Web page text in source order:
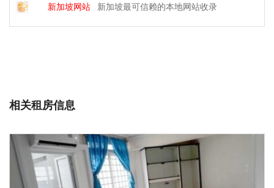
新加坡网站
新加坡最可信赖的本地网站收录
相关租房信息